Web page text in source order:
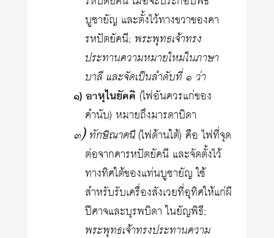
บูชายัญ และตั้งไว้ทางขวาของคา
รหปัตยัคนี; พระพุทธเจ้าทรง
ประทานความหมายใหม่ในภาษา
บาลี และจัดเป็นลำดับที่ ๑ ว่า
๑) อาหุไนยัคคิ (ไฟอันควรแก่ของ
คำนับ) หมายถึงมารดาบิดา
๓) ทักษิณาคนี(ไฟด้านใต้) คือ ไฟที่จุด
ต่อจากคารหปัตยัคนี และจัดตั้งไว้
ทางทิศใต้ของแท่นบูชายัญ ใช้
สำหรับรับเครื่องสังเวยที่อุทิศให้แก่ผี
ปีศาจและบุรพบิดา ในยัญพิธี;
พระพุทธเจ้าทรงประทานความ